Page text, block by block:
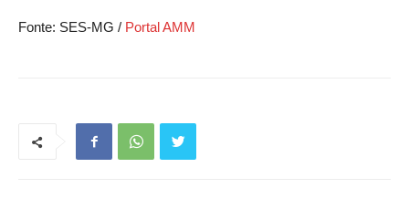
Fonte: SES-MG / Portal AMM